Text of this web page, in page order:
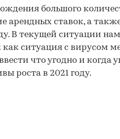
большого
арендных ставок, а
В текущей ситуации
как ситуация с вирусом
что угодно и когда
роста в 2021 году.